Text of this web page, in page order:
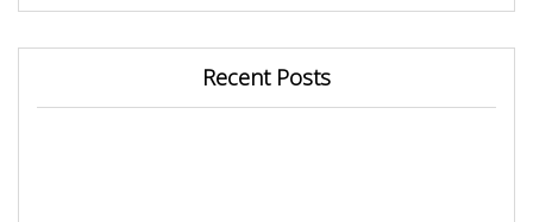
Recent Posts